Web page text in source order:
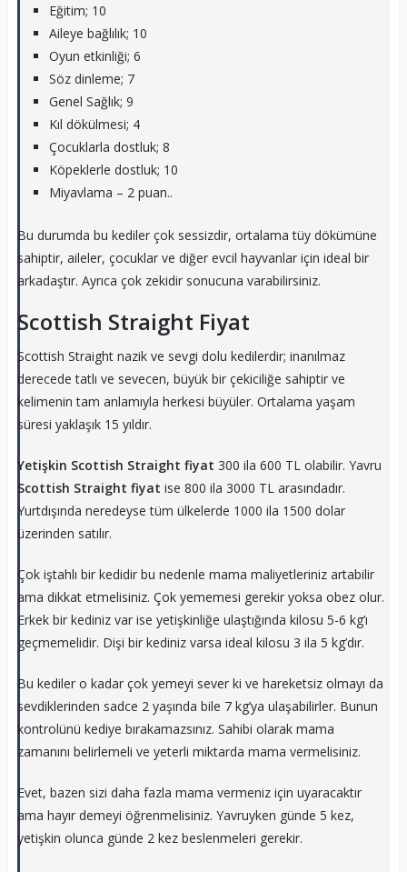
Eğitim; 10
Aileye bağlılık; 10
Oyun etkinliği; 6
Söz dinleme; 7
Genel Sağlık; 9
Kıl dökülmesi; 4
Çocuklarla dostluk; 8
Köpeklerle dostluk; 10
Miyavlama – 2 puan..
Bu durumda bu kediler çok sessizdir, ortalama tüy dökümüne
sahiptir, aileler, çocuklar ve diğer evcil hayvanlar için ideal bir
arkadaştır. Ayrıca çok zekidir sonucuna varabilirsiniz.
Scottish Straight Fiyat
Scottish Straight nazik ve sevgi dolu kedilerdir; inanılmaz
derecede tatlı ve sevecen, büyük bir çekiciliğe sahiptir ve
kelimenin tam anlamıyla herkesi büyüler. Ortalama yaşam
süresi yaklaşık 15 yıldır.
Yetişkin Scottish Straight fiyat 300 ila 600 TL olabilir. Yavru
Scottish Straight fiyat ise 800 ila 3000 TL arasındadır.
Yurtdışında neredeyse tüm ülkelerde 1000 ila 1500 dolar
üzerinden satılır.
Çok iştahlı bir kedidir bu nedenle mama maliyetleriniz artabilir
ama dikkat etmelisiniz. Çok yememesi gerekir yoksa obez olur.
Erkek bir kediniz var ise yetişkinliğe ulaştığında kilosu 5-6 kg’ı
geçmemelidir. Dişi bir kediniz varsa ideal kilosu 3 ila 5 kg’dır.
Bu kediler o kadar çok yemeyi sever ki ve hareketsiz olmayı da
sevdiklerinden sadce 2 yaşında bile 7 kg’ya ulaşabilirler. Bunun
kontrolünü kediye bırakamazsınız. Sahibi olarak mama
zamanını belirlemeli ve yeterli miktarda mama vermelisiniz.
Evet, bazen sizi daha fazla mama vermeniz için uyaracaktır
ama hayır demeyi öğrenmelisiniz. Yavruyken günde 5 kez,
yetişkin olunca günde 2 kez beslenmeleri gerekir.